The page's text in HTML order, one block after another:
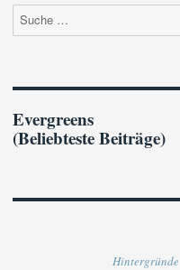
Suche
nach:
Evergreens
(Beliebteste Beiträge)
Hintergründe